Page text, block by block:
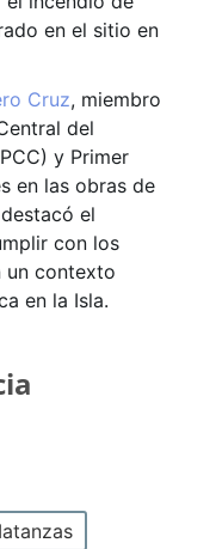
en el sitio en
Cruz, miembro
del
y Primer
en las obras de
el
con los
un contexto
en la Isla.